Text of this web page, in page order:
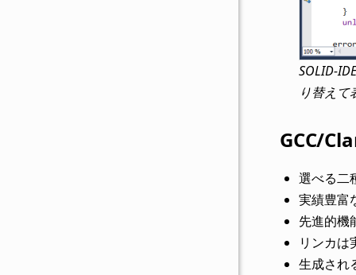
SOLID-
り替えて
GCC/
選べる二
実績豊富
先進的機
リンカ
生成され